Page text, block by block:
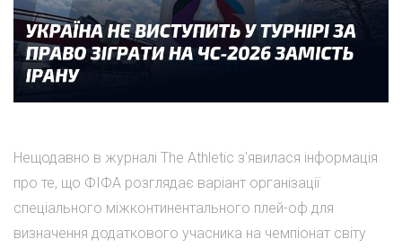
Нещодавно в журналі The Athletic з'явилася інформація
про те, що ФІФА розглядає варіант організації
спеціального міжконтинентального плей-оф для
визначення додаткового учасника на чемпіонат світу